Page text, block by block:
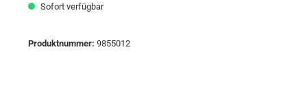
Sofort verfügbar
Produktnummer: 9855012